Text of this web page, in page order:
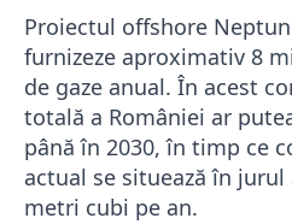
Proiectul offshore
furnizeze aproximativ 8
de gaze anual. În acest
totală a României ar
până în 2030, în timp ce
actual se situează în
metri cubi pe an.